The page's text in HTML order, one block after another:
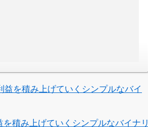
を積み上げていくシンプルなバイ
積み上げていくシンプルなバイナリ